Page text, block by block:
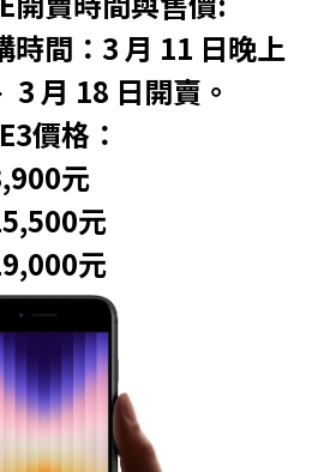
時間：3 月 11 日晚上
3 月 18 日開賣。
價格：
元
元
元